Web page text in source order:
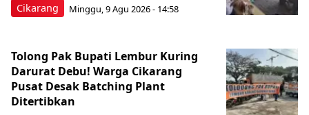
Cikarang Minggu, 9 Agu 2026 - 14:58
Tolong Pak Bupati Lembur Kuring
Darurat Debu! Warga Cikarang
Pusat Desak Batching Plant
Ditertibkan